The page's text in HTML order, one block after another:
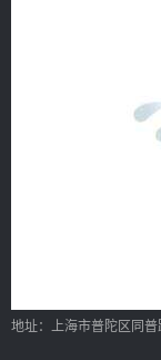
地址：上海市普陀区同